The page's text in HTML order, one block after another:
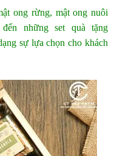
ong rừng, mật ong nuôi
những set quà tặng
sự lựa chọn cho khách